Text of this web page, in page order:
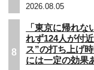
2026.08.05
8
「東京に帰れ
れず124人が付
ス”の打ち上げ
には一定の効果